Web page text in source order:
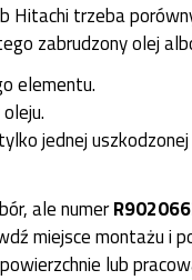
trzeba
zabrudzony olej
elementu.
jednej uszkodzonej
ale numer
miejsce montażu i
lub